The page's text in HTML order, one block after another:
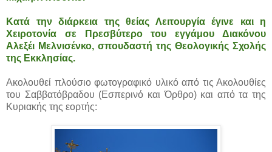
Κατά την διάρκεια της θείας Λειτουργία έγινε και η
Χειροτονία σε Πρεσβύτερο του εγγάμου Διακόνου
Αλεξέι Μελνισένκο, σπουδαστή της Θεολογικής Σχολής
της Εκκλησίας.
Ακολουθεί πλούσιο φωτογραφικό υλικό από τις Ακολουθίες
του Σαββατόβραδου (Εσπερινό και Όρθρο) και από τα της
Κυριακής της εορτής: